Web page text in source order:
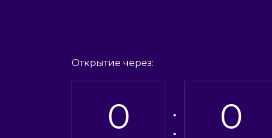
Открытие через:
0 0